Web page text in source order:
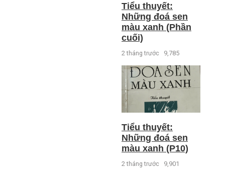
Tiểu thuyết:
Những đoá sen
màu xanh (Phần
cuối)
2 tháng trước 9,785
Tiểu thuyết:
Những đoá sen
màu xanh (P10)
2 tháng trước 9,901